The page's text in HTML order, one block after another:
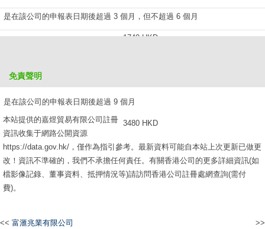
是在該公司的申報表日期後超過 3 個月，但不超過 6 個月
1740 HKD
是在該公司的申報表日期後超過 9 個月
3480 HKD
免責聲明
本站提供的嘉煜貿易有限公司註冊
資訊收集于網路公開資源
https://data.gov.hk/，僅作為指引參考。最新資料可能自本站上次更新已做更
改！資訊不準確的，我們不承擔任何責任。有關香港公司的更多詳細資訊(如
檔影像記錄、董事資料、抵押情況等)請訪問香港公司註冊處網查詢(需付
費)。
<< 富滙兆業有限公司 >>